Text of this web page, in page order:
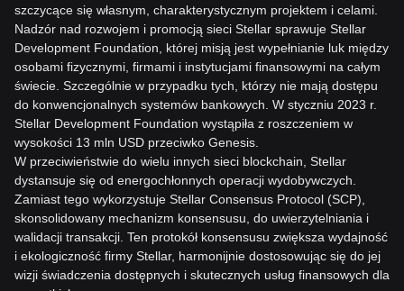
szczycące się własnym, charakterystycznym projektem i celami.
Nadzór nad rozwojem i promocją sieci Stellar sprawuje Stellar
Development Foundation, której misją jest wypełnianie luk między
osobami fizycznymi, firmami i instytucjami finansowymi na całym
świecie. Szczególnie w przypadku tych, którzy nie mają dostępu
do konwencjonalnych systemów bankowych. W styczniu 2023 r.
Stellar Development Foundation wystąpiła z roszczeniem w
wysokości 13 mln USD przeciwko Genesis.
W przeciwieństwie do wielu innych sieci blockchain, Stellar
dystansuje się od energochłonnych operacji wydobywczych.
Zamiast tego wykorzystuje Stellar Consensus Protocol (SCP),
skonsolidowany mechanizm konsensusu, do uwierzytelniania i
walidacji transakcji. Ten protokół konsensusu zwiększa wydajność
i ekologiczność firmy Stellar, harmonijnie dostosowując się do jej
wizji świadczenia dostępnych i skutecznych usług finansowych dla